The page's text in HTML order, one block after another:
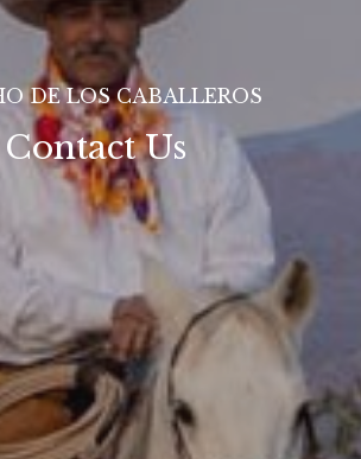
DE LOS CABALLEROS
Contact Us